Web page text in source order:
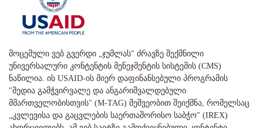
მოცემული ვებ გვერდი „ჯუმლას" ძრავზე შექმნილი
უნივერსალური კონტენტის მენეჯმენტის სისტემის (CMS)
ნაწილია. ის USAID-ის მიერ დაფინანსებული პროგრამის
"მედია გამჭვირვალე და ანგარიშვალდებული
მმართველობისთვის" (M-TAG) მეშვეობით შეიქმნა, რომელსაც
„კვლევისა და გაცვლების საერთაშორისო საბჭო" (IREX)